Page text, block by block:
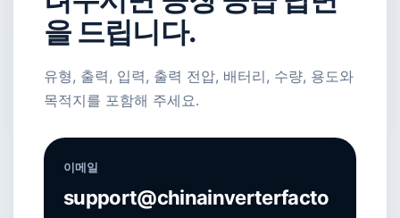
을 드립니다.
유형, 출력, 입력, 출력 전압, 배터리, 수량, 용도와
목적지를 포함해 주세요.
이메일
support@chinainverterfacto